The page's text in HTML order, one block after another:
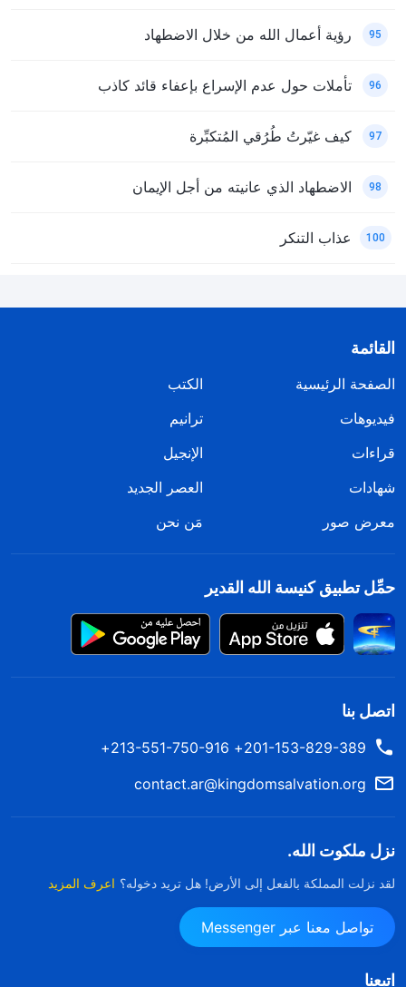
95 رؤية أعمال الله من خلال الاضطهاد
96 تأملات حول عدم الإسراع بإعفاء قائد كاذب
97 كيف غيّرتُ طُرُقي المُتكبِّرة
98 الاضطهاد الذي عانيته من أجل الإيمان
100 عذاب التنكر
القائمة
الصفحة الرئيسية
الكتب
فيديوهات
ترانيم
قراءات
الإنجيل
شهادات
العصر الجديد
معرض صور
مَن نحن
حمِّل تطبيق كنيسة الله القدير
اتصل بنا
201-153-829-389+ 213-551-750-916+
contact.ar@kingdomsalvation.org
نزل ملكوت الله.
لقد نزلت المملكة بالفعل إلى الأرض! هل تريد دخوله؟ اعرف المزيد
تواصل معنا عبر Messenger
اتبعنا